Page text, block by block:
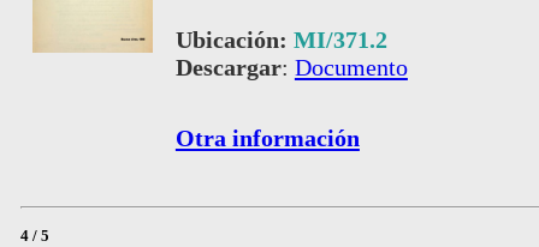
Ubicación: MI/371.2
Descargar: Documento
Otra información
4 / 5